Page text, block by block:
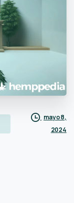
mayo 8,
2024